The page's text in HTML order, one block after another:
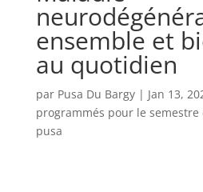
ensemble et
au quotidien
par Pusa Du Bargy| Jan 13,
programmés pour le semestre
pusa